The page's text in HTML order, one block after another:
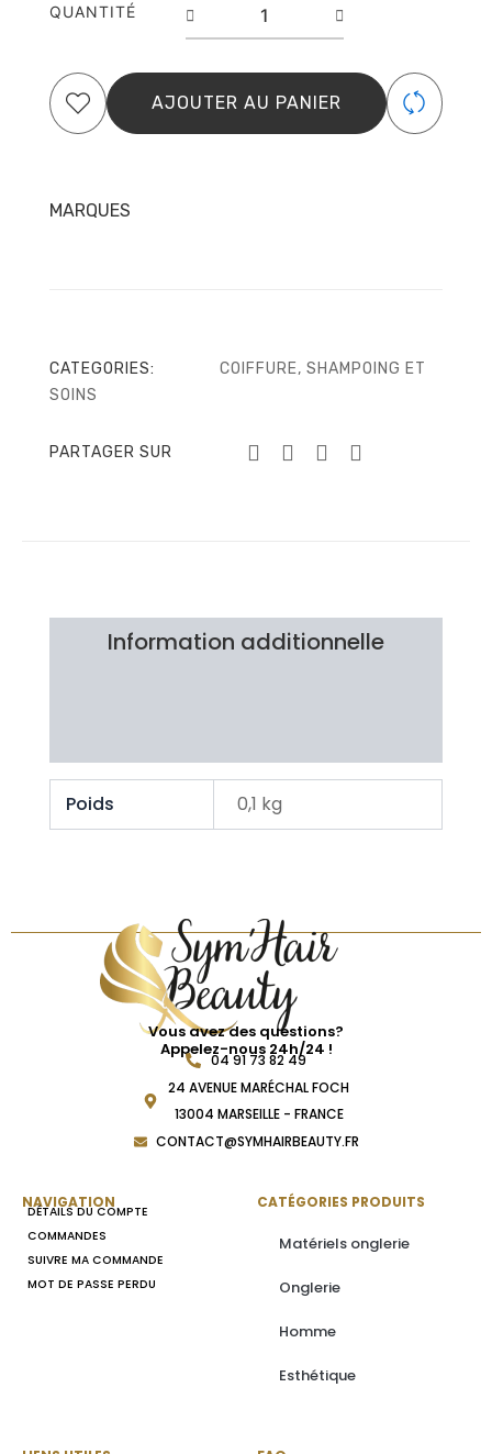
QUANTITÉ
Color
200
ML
AJOUTER AU PANIER
MARQUES
CATEGORIES: COIFFURE, SHAMPOING ET
SOINS
PARTAGER SUR
Information additionnelle
Poids 0,1 kg
Vous avez des questions?
Appelez-nous 24h/24 !
04 91 73 82 49
24 AVENUE MARÉCHAL FOCH
13004 MARSEILLE - FRANCE
CONTACT@SYMHAIRBEAUTY.FR
NAVIGATION
DÉTAILS DU COMPTE
COMMANDES
SUIVRE MA COMMANDE
MOT DE PASSE PERDU
CATÉGORIES PRODUITS
Matériels onglerie
Onglerie
Homme
Esthétique